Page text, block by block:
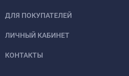
ДЛЯ ПОКУПАТЕЛЕЙ
ЛИЧНЫЙ КАБИНЕТ
КОНТАКТЫ